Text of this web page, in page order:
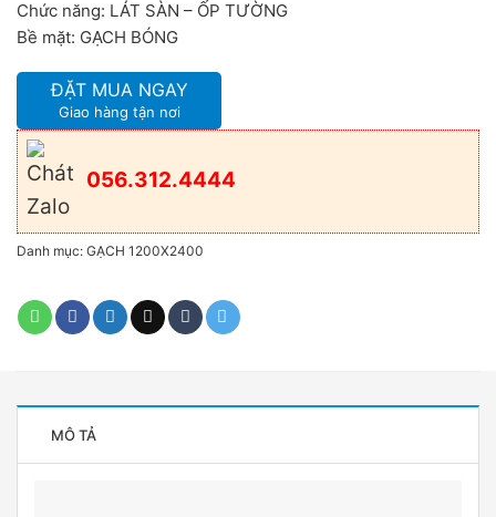
Chức năng: LÁT SÀN – ỐP TƯỜNG
Bề mặt: GẠCH BÓNG
ĐẶT MUA NGAY
Giao hàng tận nơi
056.312.4444
Danh mục: GẠCH 1200X2400
MÔ TẢ